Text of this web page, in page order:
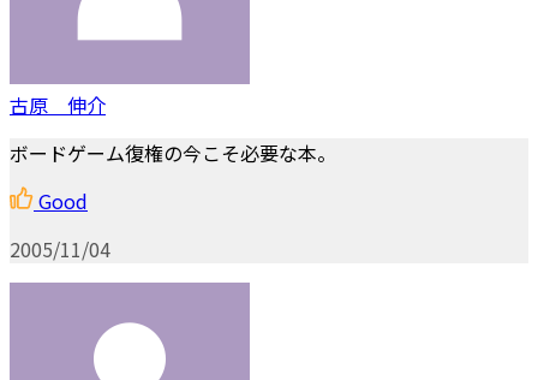
古原 伸介
ボードゲーム復権の今こそ必要な本。
Good
2005/11/04